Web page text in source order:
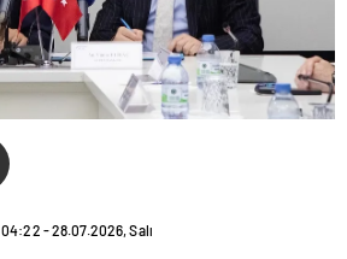
04:22 - 28.07.2026, Salı